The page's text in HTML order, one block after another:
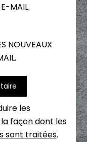
MAIL.
NOUVEAUX
les
façon dont les
sont traitées.